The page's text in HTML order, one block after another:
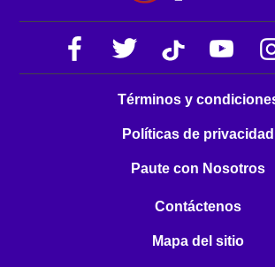
Términos y
Políticas de privacidad
Paute con Nosotros
Contáctenos
Mapa del sitio